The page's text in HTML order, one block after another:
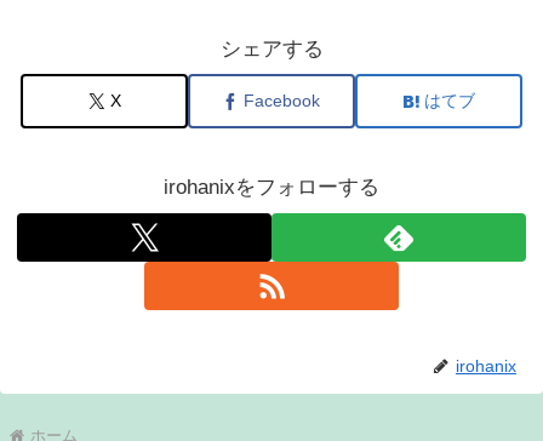
シェアする
X Facebook はてブ
irohanixをフォローする
irohanix
ホーム